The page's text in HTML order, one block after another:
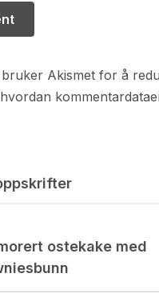
Akismet for å
ostekake med